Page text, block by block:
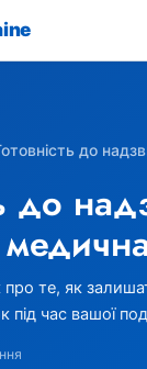
до
до
про те, як
під час вашої